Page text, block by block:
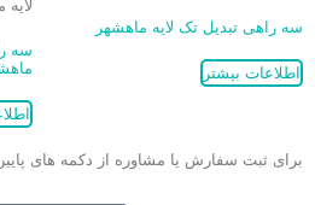
سه راهی تبدیل تک لایه ماهشهر
اطلاعات بیشتر
سه
برای ثبت سفارش یا مشاوره از دکمه های